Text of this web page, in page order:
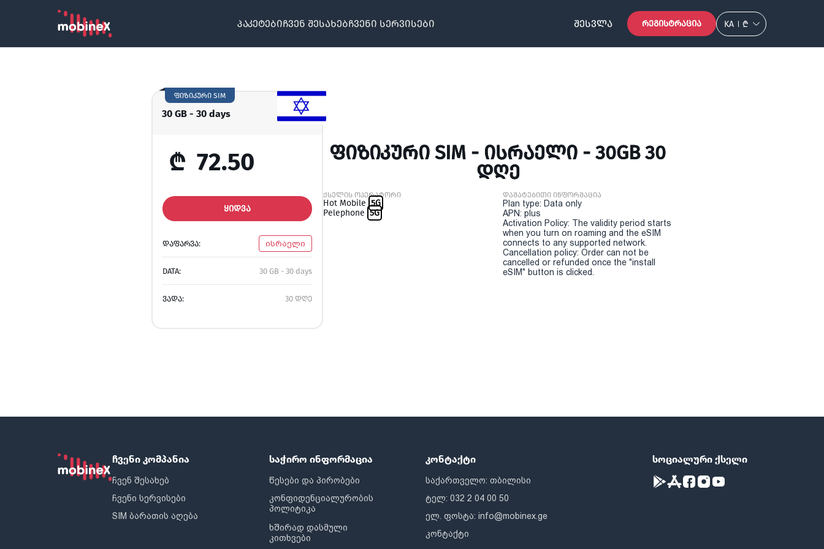
პაკეტებიჩვენ შესახებჩვენი სერვისები ᲨᲔᲡᲕᲚᲐ ᲠᲔᲒᲘᲡᲢᲠᲐᲪᲘᲐ KA ₾
30 GB - 30 days
ფიზიკური SIM
₾ 72.50
ᲧᲘᲓᲕᲐ
ᲓᲐᲤᲐᲠᲕᲐ: ისრაელი
DATA: 30 GB - 30 days
ᲕᲐᲓᲐ: 30 დღე
ᲤᲘᲖᲘᲙᲣᲠᲘ SIM - ᲘᲡᲠᲐᲔᲚᲘ - 30GB 30
ᲓᲦᲔ
ქსელის ოპერატორი
Hot Mobile 5G
Pelephone 5G
დამატებითი ინფორმაცია
Plan type: Data only
APN: plus
Activation Policy: The validity period starts
when you turn on roaming and the eSIM
connects to any supported network.
Cancellation policy: Order can not be
cancelled or refunded once the "install
eSIM" button is clicked.
ჩვენი კომპანია
ჩვენ შესახებ
ჩვენი სერვისები
SIM ბარათის აღება
საჭირო ინფორმაცია
წესები და პირობები
კონფიდენციალურობის
პოლიტიკა
ხშირად დასმული
კითხვები
კონტაქტი
საქართველო: თბილისი
ტელ: 032 2 04 00 50
ელ. ფოსტა:info@mobinex.ge
კონტაქტი
სოციალური ქსელი